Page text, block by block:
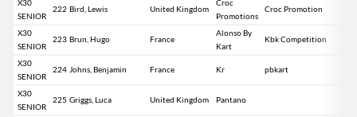
X30
SENIOR
222 Bird, Lewis United Kingdom
Croc
Promotions
Croc Promotion
X30
SENIOR
223 Brun, Hugo France
Alonso By
Kart
Kbk Competition
X30
SENIOR
224 Johns, Benjamin France Kr pbkart
X30
SENIOR
225 Griggs, Luca United Kingdom Pantano